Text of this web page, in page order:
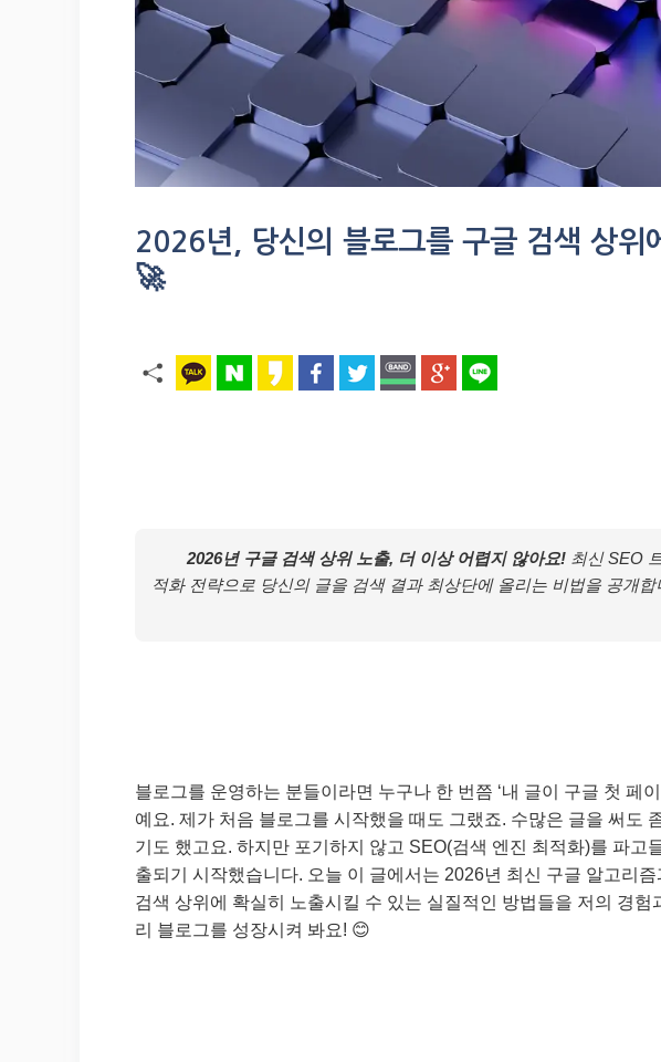
2026년, 당신의 블로그를 구글 검색 상위
🚀
2026년 구글 검색 상위 노출, 더 이상 어렵지 않아요! 최신 SEO
적화 전략으로 당신의 글을 검색 결과 최상단에 올리는 비법을 공개합
블로그를 운영하는 분들이라면 누구나 한 번쯤 ‘내 글이 구글 첫 페
예요. 제가 처음 블로그를 시작했을 때도 그랬죠. 수많은 글을 써도
기도 했고요. 하지만 포기하지 않고 SEO(검색 엔진 최적화)를 파고
출되기 시작했습니다. 오늘 이 글에서는 2026년 최신 구글 알고리
검색 상위에 확실히 노출시킬 수 있는 실질적인 방법들을 저의 경
리 블로그를 성장시켜 봐요! 😊